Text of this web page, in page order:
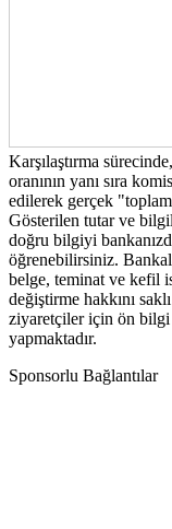
Karşılaştırma
oranının yanı sıra
edilerek gerçek "toplam
Gösterilen tutar ve
doğru bilgiyi
öğrenebilirsiniz.
belge, teminat ve kefil
değiştirme hakkını
ziyaretçiler için ön bilgi
yapmaktadır.
Sponsorlu Bağlantılar